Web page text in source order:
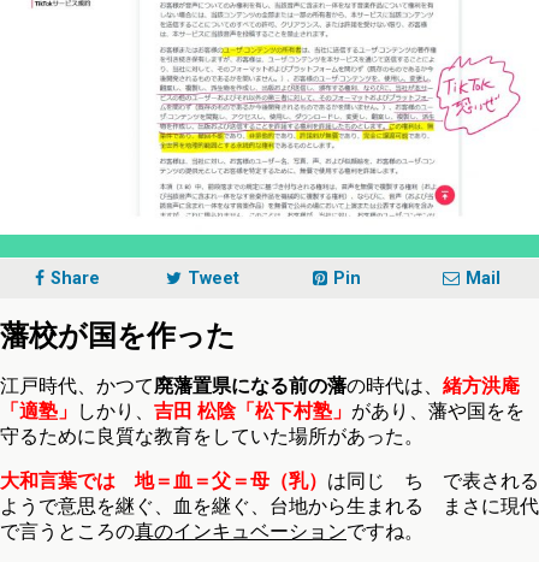
Share Tweet Pin Mail
藩校が国を作った
江戸時代、かつて廃藩置県になる前の藩の時代は、 緒方洪庵
「適塾」 しかり、 吉田 松陰「松下村塾」 があり、藩や国をを
守るために良質な教育をしていた場所があった。
大和言葉では 地＝血＝父＝母（乳） は同じ ち で表される
ようで意思を継ぐ、血を継ぐ、台地から生まれる まさに現代
で言うところの真のインキュベーションですね。